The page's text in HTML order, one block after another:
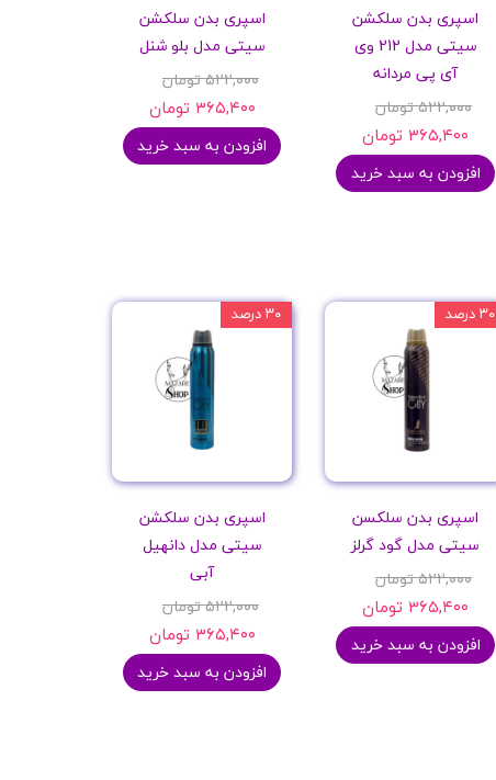
اسپری بدن سلکشن
سیتی مدل 212 وی
آی پی مردانه
۵۲۲,۰۰۰ تومان
۳۶۵,۴۰۰ تومان
افزودن به سبد خرید
اسپری بدن سلکشن
سیتی مدل بلو شنل
۵۲۲,۰۰۰ تومان
۳۶۵,۴۰۰ تومان
افزودن به سبد خرید
اسپری بدن سلکسن
سیتی مدل گود گرلز
۵۲۲,۰۰۰ تومان
۳۶۵,۴۰۰ تومان
افزودن به سبد خرید
۳۰ درصد
اسپری بدن سلکشن
سیتی مدل دانهیل
آبی
۵۲۲,۰۰۰ تومان
۳۶۵,۴۰۰ تومان
افزودن به سبد خرید
۳۰ درصد